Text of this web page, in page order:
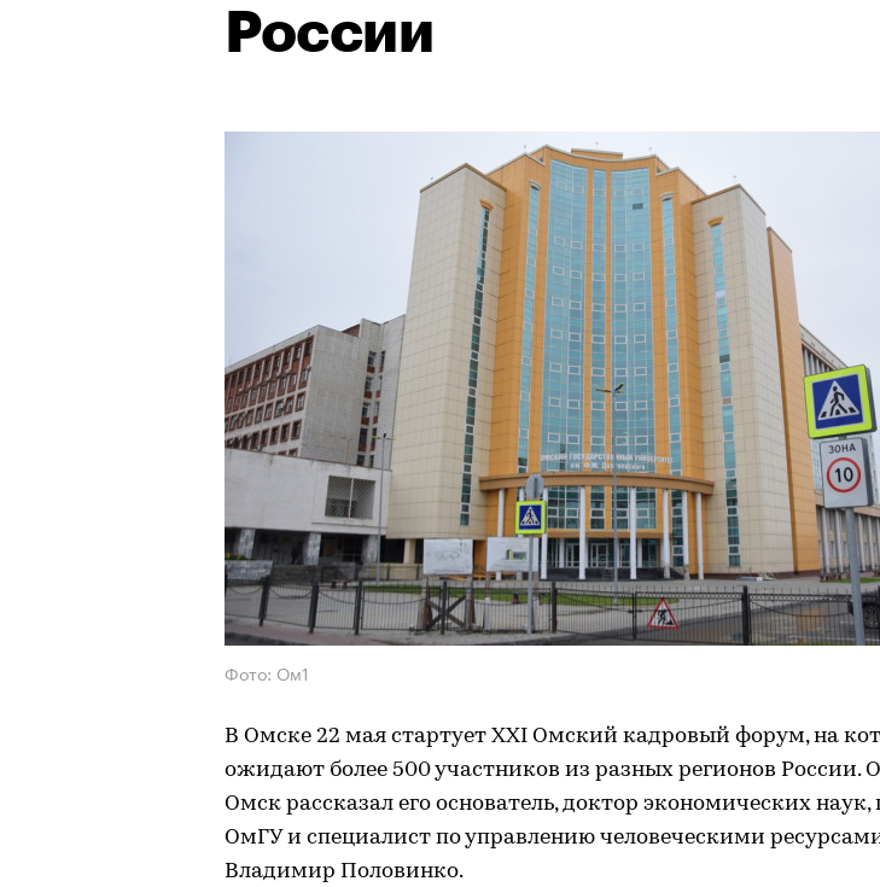
России
Фото: Ом1
В Омске 22 мая стартует XXI Омский кадровый форум, на
ожидают более 500 участников из разных регионов России.
Омск рассказал его основатель, доктор экономических наук,
ОмГУ и специалист по управлению человеческими
Владимир Половинко.